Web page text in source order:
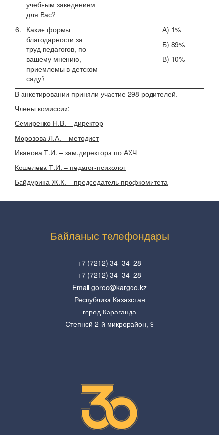
учебным заведением
для Вас?
6.
Какие формы
благодарности за
труд педагогов, по
вашему мнению,
приемлемы в детском
саду?
А) 1%
Б) 89%
В) 10%
В анкетировании приняли участие 298 родителей.
Члены комиссии:
Семиренко Н.В. – директор
Морозова Л.А. – методист
Иванова Т.И. – зам.директора по АХЧ
Кошелева Т.И. – педагог-психолог
Байдурина Ж.К. – председатель профкомитета
Байланыс телефондары
+7 (7212) 34–34–28
+7 (7212) 34–34–28
Email goroo@kargoo.kz
Республика Казахстан
город Караганда
Степной 2-й микрорайон, 9